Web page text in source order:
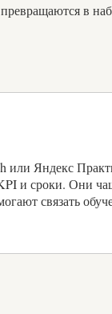
в
или Яндекс
и сроки. Они
связать